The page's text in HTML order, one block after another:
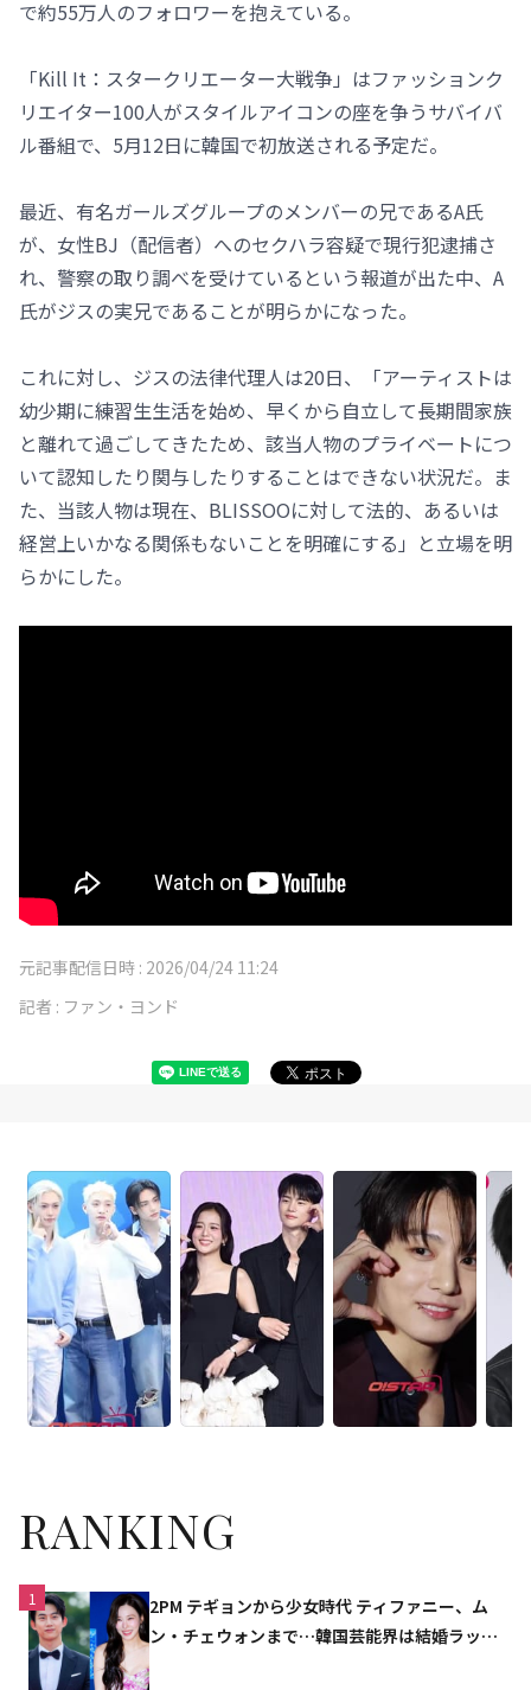
で約55万人のフォロワーを抱えている。
「Kill It：スタークリエーター大戦争」はファッションク
リエイター100人がスタイルアイコンの座を争うサバイバ
ル番組で、5月12日に韓国で初放送される予定だ。
最近、有名ガールズグループのメンバーの兄であるA氏
が、女性BJ（配信者）へのセクハラ容疑で現行犯逮捕さ
れ、警察の取り調べを受けているという報道が出た中、A
氏がジスの実兄であることが明らかになった。
これに対し、ジスの法律代理人は20日、「アーティストは
幼少期に練習生生活を始め、早くから自立して長期間家族
と離れて過ごしてきたため、該当人物のプライベートにつ
いて認知したり関与したりすることはできない状況だ。ま
た、当該人物は現在、BLISSOOに対して法的、あるいは
経営上いかなる関係もないことを明確にする」と立場を明
らかにした。
元記事配信日時 : 2026/04/24 11:24
記者 : ファン・ヨンド
RANKING
1
2PM テギョンから少女時代 ティファニー、ム
ン・チェウォンまで…韓国芸能界は結婚ラッシ